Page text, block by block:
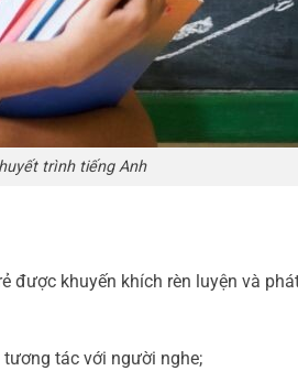
trình tiếng Anh
được khuyến khích rèn luyện và
tác với người nghe;